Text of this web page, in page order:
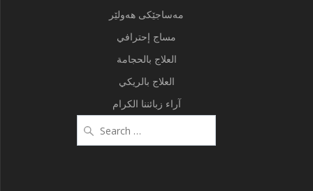
مەساجێکی هەولێر
مساج إحترافي
العلاج بالحجامة
العلاج بالريكي
آراء زبائننا الكرام
for: